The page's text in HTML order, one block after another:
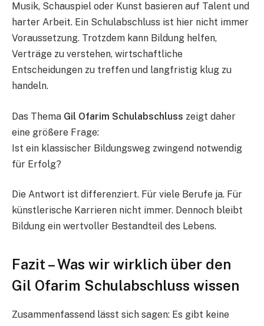
Musik, Schauspiel oder Kunst basieren auf Talent und
harter Arbeit. Ein Schulabschluss ist hier nicht immer
Voraussetzung. Trotzdem kann Bildung helfen,
Verträge zu verstehen, wirtschaftliche
Entscheidungen zu treffen und langfristig klug zu
handeln.
Das Thema Gil Ofarim Schulabschluss zeigt daher
eine größere Frage:
Ist ein klassischer Bildungsweg zwingend notwendig
für Erfolg?
Die Antwort ist differenziert. Für viele Berufe ja. Für
künstlerische Karrieren nicht immer. Dennoch bleibt
Bildung ein wertvoller Bestandteil des Lebens.
Fazit – Was wir wirklich über den
Gil Ofarim Schulabschluss wissen
Zusammenfassend lässt sich sagen: Es gibt keine